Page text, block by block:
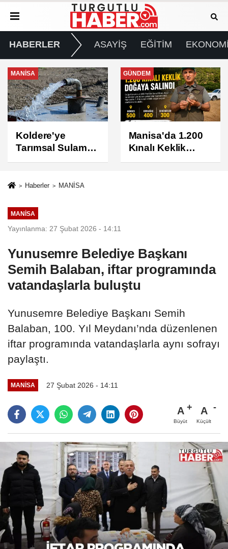
HABERLER ASAYİŞ EĞİTİM
GÜNDEM
Manisa'da 1.200
Kınalı Keklik
Doğaya Salındı
GÜNDEM
Turgutlu'da 8
Ağustos
Cumartesi Günü
Haberler MANİSA
MANİSA
Yayınlanma: 27 Şubat 2026 - 14:11
Yunusemre Belediye Başkanı
Semih Balaban, iftar programında
vatandaşlarla buluştu
Yunusemre Belediye Başkanı Semih
Balaban, 100. Yıl Meydanı’nda düzenlenen
iftar programında vatandaşlarla aynı sofrayı
paylaştı.
MANİSA 27 Şubat 2026 - 14:11
A
Büyüt
A
Küçült